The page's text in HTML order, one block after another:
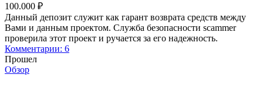
100.000 ₽
Данный депозит служит как гарант возврата средств между
Вами и данным проектом. Служба безопасности scammer
проверила этот проект и ручается за его надежность.
Комментарии: 6
Прошел
Обзор